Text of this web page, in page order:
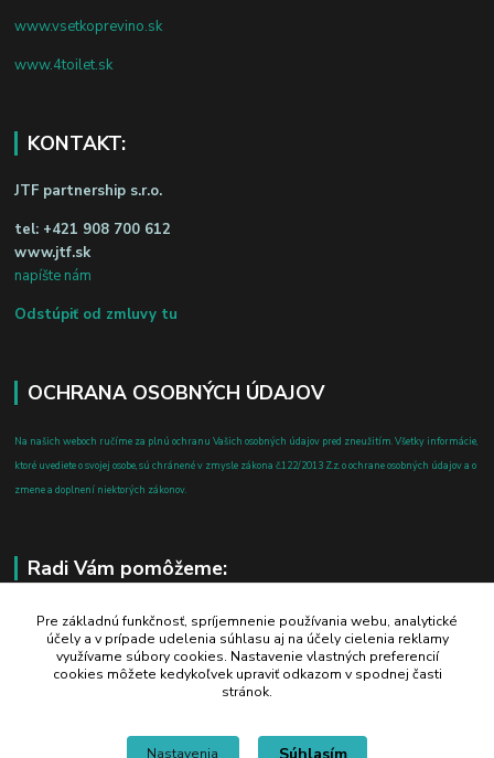
www.vsetkoprevino.sk
www.4toilet.sk
KONTAKT:
JTF partnership s.r.o.
tel: +421 908 700 612
www.jtf.sk
napíšte nám
Odstúpiť od zmluvy tu
OCHRANA OSOBNÝCH ÚDAJOV
Na našich weboch ručíme za plnú ochranu Vašich osobných údajov pred zneužitím. Všetky informácie,
ktoré uvediete o svojej osobe, sú chránené v zmysle zákona č.122/2013 Z.z. o ochrane osobných údajov a o
zmene a doplnení niektorých zákonov.
Radi Vám pomôžeme:
+421 908 700 612
po-pia: 8.00 - 16.00
business@jtf.sk
Pre základnú funkčnosť, spríjemnenie používania webu, analytické
účely a v prípade udelenia súhlasu aj na účely cielenia reklamy
využívame súbory cookies. Nastavenie vlastných preferencií
cookies môžete kedykoľvek upraviť odkazom v spodnej časti
stránok.
Nastavenia